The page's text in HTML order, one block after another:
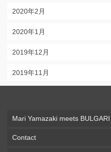
2020年2月
2020年1月
2019年12月
2019年11月
Mari Yamazaki meets BULGARI
Contact